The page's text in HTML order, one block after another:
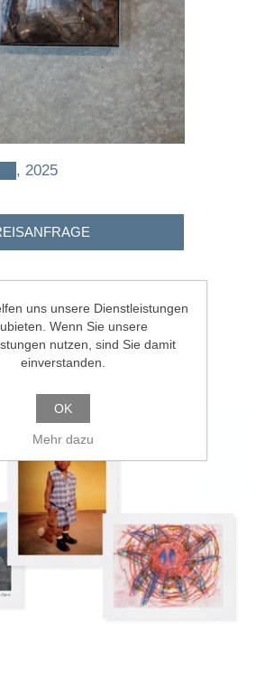
2025
uns unsere Dienstleistungen
Wenn Sie unsere
nutzen, sind Sie damit
einverstanden.
OK
Mehr dazu